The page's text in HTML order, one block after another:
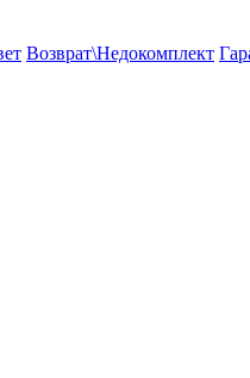
Возврат\Недокомплект